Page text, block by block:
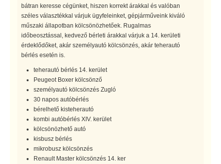
bátran keresse cégünket, hiszen korrekt árakkal és valóban
széles választékkal várjuk ügyfeleinket, gépjárműveink kiváló
műszaki állapotban kölcsönözhetőek. Rugalmas
időbeosztással, kedvező bérleti árakkal várjuk a 14. kerületi
érdeklődőket, akár személyautó kölcsönzés, akár teherautó
bérlés esetén is.
teherautó bérlés 14. kerület
Peugeot Boxer kölcsönző
személyautó kölcsönzés Zugló
30 napos autóbérlés
bérelhető kisteherautó
kombi autóbérlés XIV. kerület
kölcsönözhető autó
kisbusz bérlés
mikrobusz kölcsönzés
Renault Master kölcsönzés 14. ker